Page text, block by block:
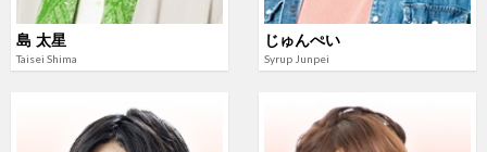
島 太星
Taisei Shima
じゅんぺい
Syrup Junpei